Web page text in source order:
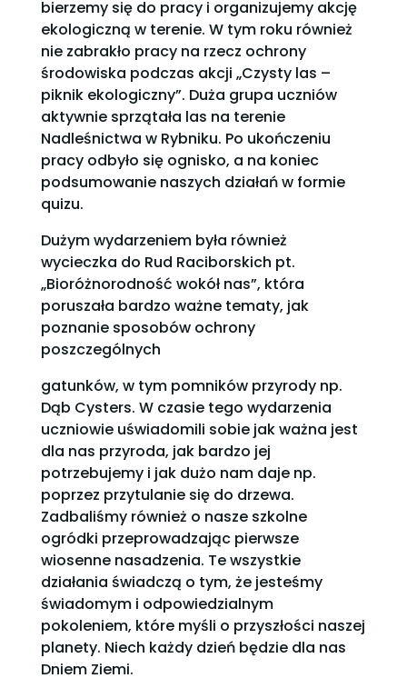
bierzemy się do pracy i organizujemy akcję
ekologiczną w terenie. W tym roku również
nie zabrakło pracy na rzecz ochrony
środowiska podczas akcji „Czysty las –
piknik ekologiczny”. Duża grupa uczniów
aktywnie sprzątała las na terenie
Nadleśnictwa w Rybniku. Po ukończeniu
pracy odbyło się ognisko, a na koniec
podsumowanie naszych działań w formie
quizu.
Dużym wydarzeniem była również
wycieczka do Rud Raciborskich pt.
„Bioróżnorodność wokół nas”, która
poruszała bardzo ważne tematy, jak
poznanie sposobów ochrony
poszczególnych
gatunków, w tym pomników przyrody np.
Dąb Cysters. W czasie tego wydarzenia
uczniowie uświadomili sobie jak ważna jest
dla nas przyroda, jak bardzo jej
potrzebujemy i jak dużo nam daje np.
poprzez przytulanie się do drzewa.
Zadbaliśmy również o nasze szkolne
ogródki przeprowadzając pierwsze
wiosenne nasadzenia. Te wszystkie
działania świadczą o tym, że jesteśmy
świadomym i odpowiedzialnym
pokoleniem, które myśli o przyszłości naszej
planety. Niech każdy dzień będzie dla nas
Dniem Ziemi.